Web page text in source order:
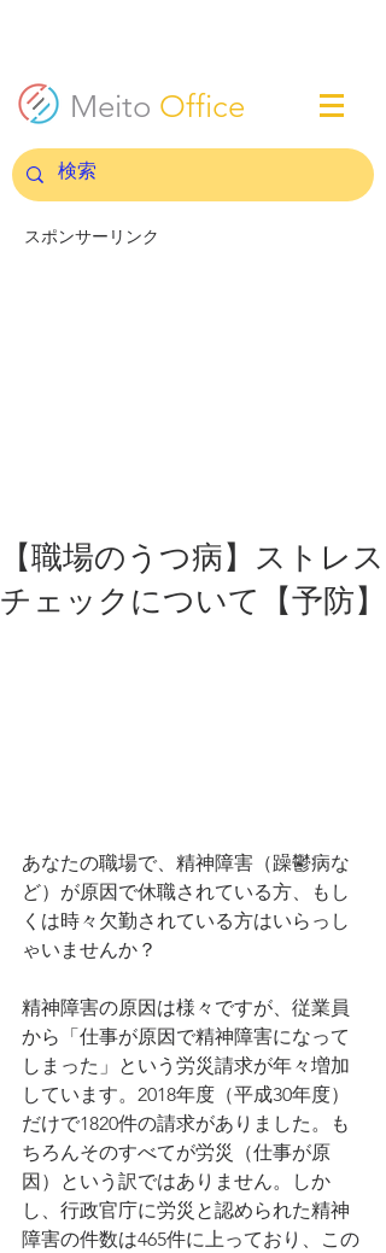
Meito Office
スポンサーリンク
【職場のうつ病】ストレス
チェックについて【予防】
あなたの職場で、精神障害（躁鬱病な
ど）が原因で休職されている方、もし
くは時々欠勤されている方はいらっし
ゃいませんか？
精神障害の原因は様々ですが、従業員
から「仕事が原因で精神障害になって
しまった」という労災請求が年々増加
しています。2018年度（平成30年度）
だけで1820件の請求がありました。も
ちろんそのすべてが労災（仕事が原
因）という訳ではありません。しか
し、行政官庁に労災と認められた精神
障害の件数は465件に上っており、この